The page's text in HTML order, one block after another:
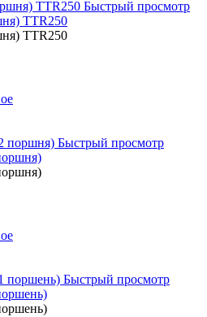
Быстрый просмотр
TTR250
TTR250
Быстрый просмотр
Быстрый просмотр